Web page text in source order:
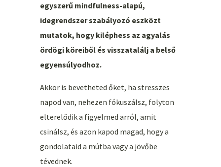
egyszerű mindfulness-alapú,
idegrendszer szabályozó eszközt
mutatok, hogy kiléphess az agyalás
ördögi köreiből és visszatalálj a belső
egyensúlyodhoz.
Akkor is bevetheted őket, ha stresszes
napod van, nehezen fókuszálsz, folyton
elterelődik a figyelmed arról, amit
csinálsz, és azon kapod magad, hogy a
gondolataid a mútba vagy a jövőbe
tévednek.